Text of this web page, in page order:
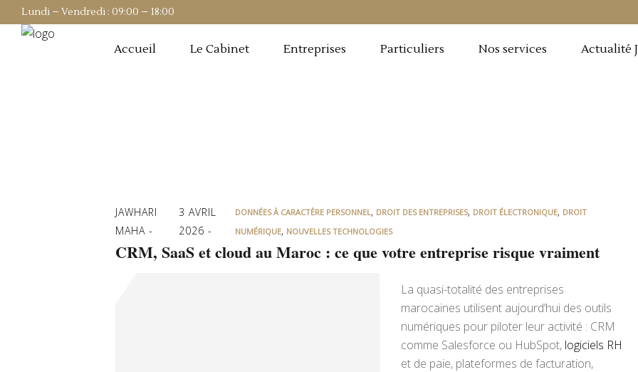
Lundi – Vendredi : 09:00 – 18:00
Accueil Le Cabinet Entreprises Particuliers Nos services Actualité
JAWHARI
MAHA
3 AVRIL
2026
DONNÉES À CARACTÈRE PERSONNEL, DROIT DES ENTREPRISES, DROIT ÉLECTRONIQUE, DROIT
NUMÉRIQUE, NOUVELLES TECHNOLOGIES
CRM, SaaS et cloud au Maroc : ce que votre entreprise risque vraiment
La quasi-totalité des entreprises
marocaines utilisent aujourd’hui des outils
numériques pour piloter leur activité : CRM
comme Salesforce ou HubSpot,logiciels RH
et de paie, plateformes de facturation,